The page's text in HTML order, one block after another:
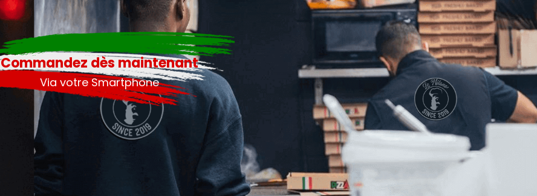
Commandez dès maintenant
Via votre Smartphone